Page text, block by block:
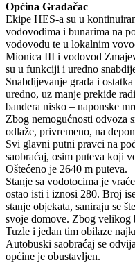
Općina Gradačac
Ekipe HES-a su u
vodovodima i bunarima na
vodovodu te u lokalnim
Mionica III i vodovod
su u funkciji i uredno
Snabdijevanje grada i
uredno, uz manje prekide
bandera nisko – naponske
Zbog nemogućnosti odvoza
odlaže, privremeno, na
Svi glavni putni pravci na
saobraćaj, osim puteva koji
Oštećeno je 2640 m puteva.
Stanje sa vodotocima je
ostao isti i iznosi 280. Broj
stanje objekata, saniraju se
svoje domove. Zbog velikog
Tuzle i jedan tim obilaze
Autobuski saobraćaj se
općine je obustavljen.